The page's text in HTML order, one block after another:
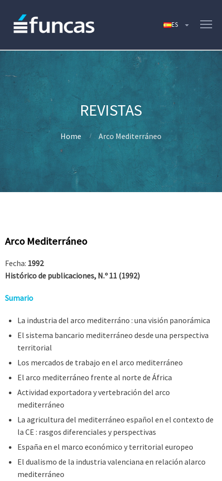
Home Arco Mediterráneo
Arco Mediterráneo
Fecha: 1992
Histórico de publicaciones, N.º 11 (1992)
Sumario
La industria del arco mediterráno : una visión panorámica
El sistema bancario mediterráneo desde una perspectiva
territorial
Los mercados de trabajo en el arco mediterráneo
El arco mediterráneo frente al norte de África
Actividad exportadora y vertebración del arco
mediterráneo
La agricultura del mediterráneo español en el contexto de
la CE : rasgos diferenciales y perspectivas
España en el marco económico y territorial europeo
El dualismo de la industria valenciana en relación alarco
mediterráneo